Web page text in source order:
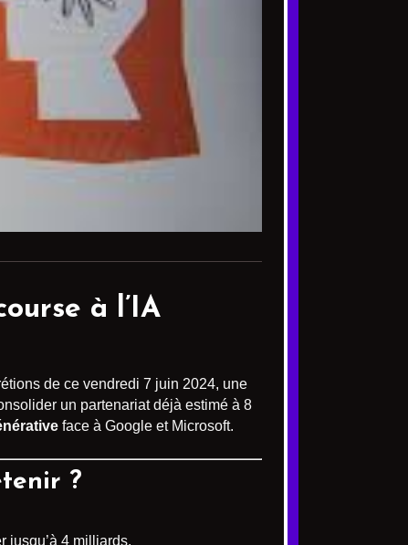
à l’IA
de ce vendredi 7 juin 2024, une
un partenariat déjà estimé à 8
face à Google et Microsoft.
?
jusqu’à 4 milliards.